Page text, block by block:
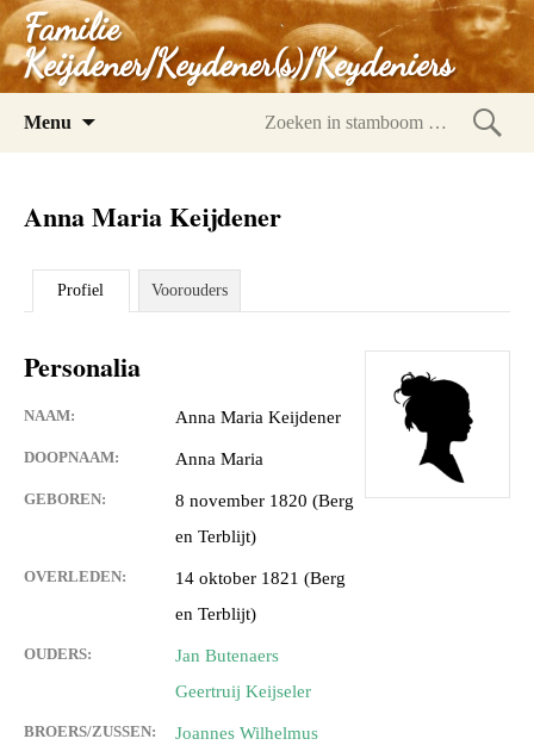
Familie
Keijdener/Keydener(s)/Keydeniers
Menu
Anna Maria Keijdener
Profiel Voorouders
Personalia
NAAM: Anna Maria Keijdener
DOOPNAAM: Anna Maria
GEBOREN:
8 november 1820 (Berg
en Terblijt)
OVERLEDEN:
14 oktober 1821 (Berg
en Terblijt)
OUDERS:
Jan Butenaers
Geertruij Keijseler
BROERS/ZUSSEN:
Joannes Wilhelmus